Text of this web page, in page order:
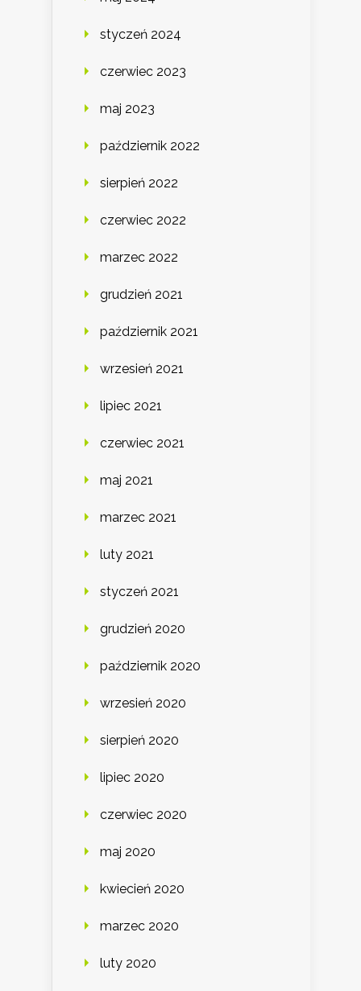
styczeń 2024
czerwiec 2023
maj 2023
październik 2022
sierpień 2022
czerwiec 2022
marzec 2022
grudzień 2021
październik 2021
wrzesień 2021
lipiec 2021
czerwiec 2021
maj 2021
marzec 2021
luty 2021
styczeń 2021
grudzień 2020
październik 2020
wrzesień 2020
sierpień 2020
lipiec 2020
czerwiec 2020
maj 2020
kwiecień 2020
marzec 2020
luty 2020